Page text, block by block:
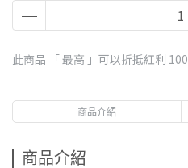
此商品 「 最高 」可以折抵紅利 100
商品介紹
商品介紹